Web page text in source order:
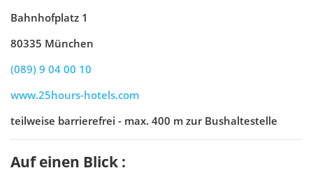
Bahnhofplatz 1
80335 München
(089) 9 04 00 10
www.25hours-hotels.com
teilweise barrierefrei - max. 400 m zur Bushaltestelle
Auf einen Blick :